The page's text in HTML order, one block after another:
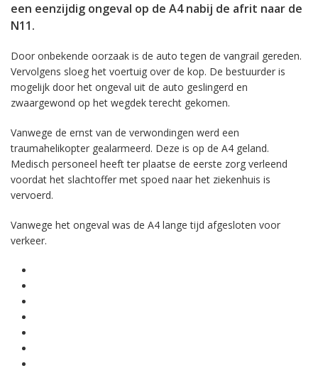
een eenzijdig ongeval op de A4 nabij de afrit naar de
N11.
Door onbekende oorzaak is de auto tegen de vangrail gereden.
Vervolgens sloeg het voertuig over de kop. De bestuurder is
mogelijk door het ongeval uit de auto geslingerd en
zwaargewond op het wegdek terecht gekomen.
Vanwege de ernst van de verwondingen werd een
traumahelikopter gealarmeerd. Deze is op de A4 geland.
Medisch personeel heeft ter plaatse de eerste zorg verleend
voordat het slachtoffer met spoed naar het ziekenhuis is
vervoerd.
Vanwege het ongeval was de A4 lange tijd afgesloten voor
verkeer.